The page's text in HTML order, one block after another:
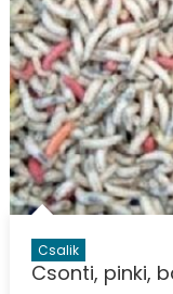
Csalik
Csonti, pinki,